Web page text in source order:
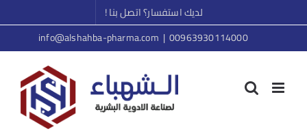
to
content
لديك استفسار؟ اتصل بنا !
00963930114000
|
info@alshahba-pharma.com